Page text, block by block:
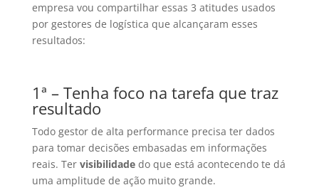
empresa vou compartilhar essas 3 atitudes usados
por gestores de logística que alcançaram esses
resultados:
1ª – Tenha foco na tarefa que traz
resultado
Todo gestor de alta performance precisa ter dados
para tomar decisões embasadas em informações
reais. Ter visibilidade do que está acontecendo te dá
uma amplitude de ação muito grande.